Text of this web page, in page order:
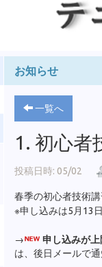
お知らせ
一覧へ
1. 初心者
投稿日時: 05/02
春季の初心者技術
※申し込みは5月13
→ 申し込みが上
は、後日メールで通